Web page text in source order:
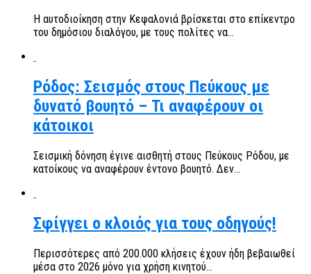
Η αυτοδιοίκηση στην Κεφαλονιά βρίσκεται στο επίκεντρο
του δημόσιου διαλόγου, με τους πολίτες να...
Ρόδος: Σεισμός στους Πεύκους με
δυνατό βουητό – Τι αναφέρουν οι
κάτοικοι
Σεισμική δόνηση έγινε αισθητή στους Πεύκους Ρόδου, με
κατοίκους να αναφέρουν έντονο βουητό. Δεν...
Σφίγγει ο κλοιός για τους οδηγούς!
Περισσότερες από 200.000 κλήσεις έχουν ήδη βεβαιωθεί
μέσα στο 2026 μόνο για χρήση κινητού...